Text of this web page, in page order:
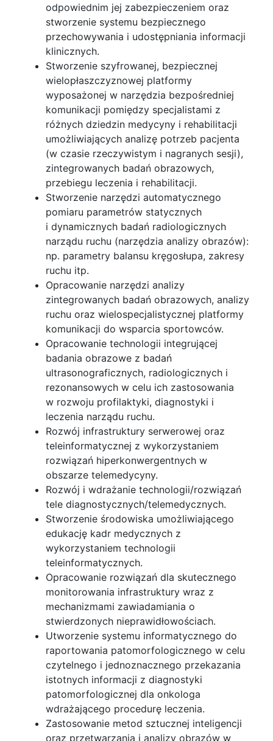
odpowiednim jej zabezpieczeniem oraz
stworzenie systemu bezpiecznego
przechowywania i udostępniania informacji
klinicznych.
Stworzenie szyfrowanej, bezpiecznej
wielopłaszczyznowej platformy
wyposażonej w narzędzia bezpośredniej
komunikacji pomiędzy specjalistami z
różnych dziedzin medycyny i rehabilitacji
umożliwiających analizę potrzeb pacjenta
(w czasie rzeczywistym i nagranych sesji),
zintegrowanych badań obrazowych,
przebiegu leczenia i rehabilitacji.
Stworzenie narzędzi automatycznego
pomiaru parametrów statycznych
i dynamicznych badań radiologicznych
narządu ruchu (narzędzia analizy obrazów):
np. parametry balansu kręgosłupa, zakresy
ruchu itp.
Opracowanie narzędzi analizy
zintegrowanych badań obrazowych, analizy
ruchu oraz wielospecjalistycznej platformy
komunikacji do wsparcia sportowców.
Opracowanie technologii integrującej
badania obrazowe z badań
ultrasonograficznych, radiologicznych i
rezonansowych w celu ich zastosowania
w rozwoju profilaktyki, diagnostyki i
leczenia narządu ruchu.
Rozwój infrastruktury serwerowej oraz
teleinformatycznej z wykorzystaniem
rozwiązań hiperkonwergentnych w
obszarze telemedycyny.
Rozwój i wdrażanie technologii/rozwiązań
tele diagnostycznych/telemedycznych.
Stworzenie środowiska umożliwiającego
edukację kadr medycznych z
wykorzystaniem technologii
teleinformatycznych.
Opracowanie rozwiązań dla skutecznego
monitorowania infrastruktury wraz z
mechanizmami zawiadamiania o
stwierdzonych nieprawidłowościach.
Utworzenie systemu informatycznego do
raportowania patomorfologicznego w celu
czytelnego i jednoznacznego przekazania
istotnych informacji z diagnostyki
patomorfologicznej dla onkologa
wdrażającego procedurę leczenia.
Zastosowanie metod sztucznej inteligencji
oraz przetwarzania i analizy obrazów w